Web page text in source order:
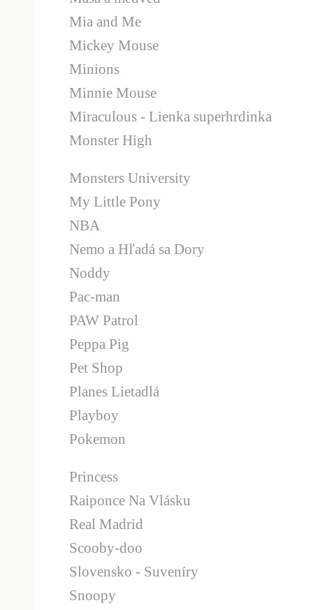
Mia and Me
Mickey Mouse
Minions
Minnie Mouse
Miraculous - Lienka superhrdinka
Monster High
Monsters University
My Little Pony
NBA
Nemo a Hľadá sa Dory
Noddy
Pac-man
PAW Patrol
Peppa Pig
Pet Shop
Planes Lietadlá
Playboy
Pokemon
Princess
Raiponce Na Vlásku
Real Madrid
Scooby-doo
Slovensko - Suveníry
Snoopy